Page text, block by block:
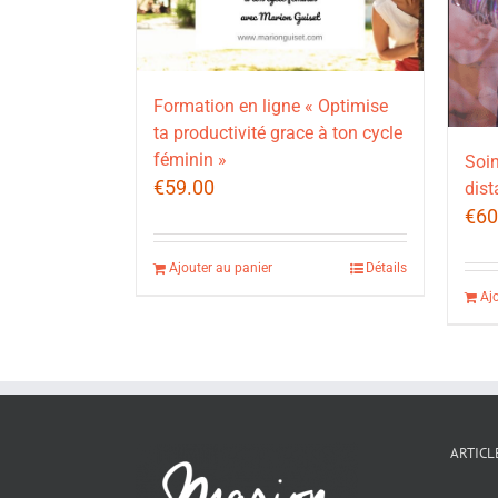
Formation en ligne « Optimise
ta productivité grace à ton cycle
féminin »
€59.00
Ajouter au panier Détails
€